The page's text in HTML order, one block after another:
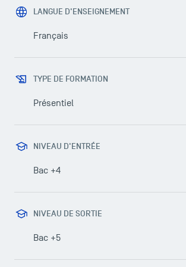
LANGUE D'ENSEIGNEMENT
Français
TYPE DE FORMATION
Présentiel
NIVEAU D'ENTRÉE
Bac +4
NIVEAU DE SORTIE
Bac +5